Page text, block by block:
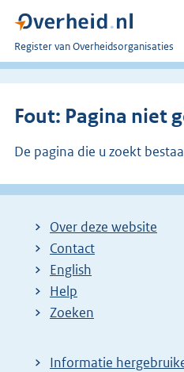
U
bent
Register van Overheidsorganisaties
Fout: Pagina niet
De pagina die u zoekt
Over deze website
Contact
English
Help
Zoeken
Informatie